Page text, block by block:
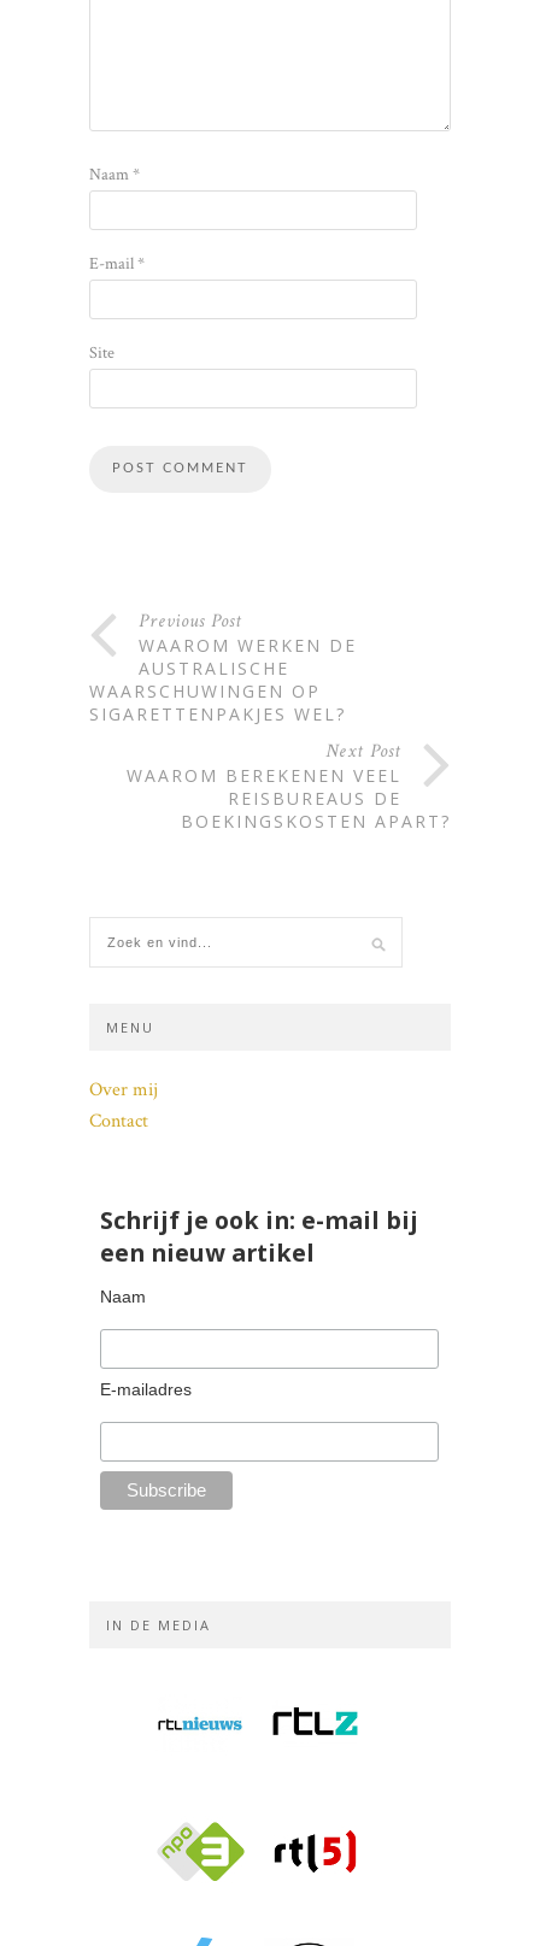
Naam*
E-mail*
Site
Previous Post
WAAROM WERKEN DE
AUSTRALISCHE
WAARSCHUWINGEN OP
SIGARETTENPAKJES WEL?
Next Post
WAAROM BEREKENEN VEEL
REISBUREAUS DE
BOEKINGSKOSTEN APART?
MENU
Over mij
Contact
Schrijf je ook in: e-mail bij
een nieuw artikel
Naam
E-mailadres
IN DE MEDIA